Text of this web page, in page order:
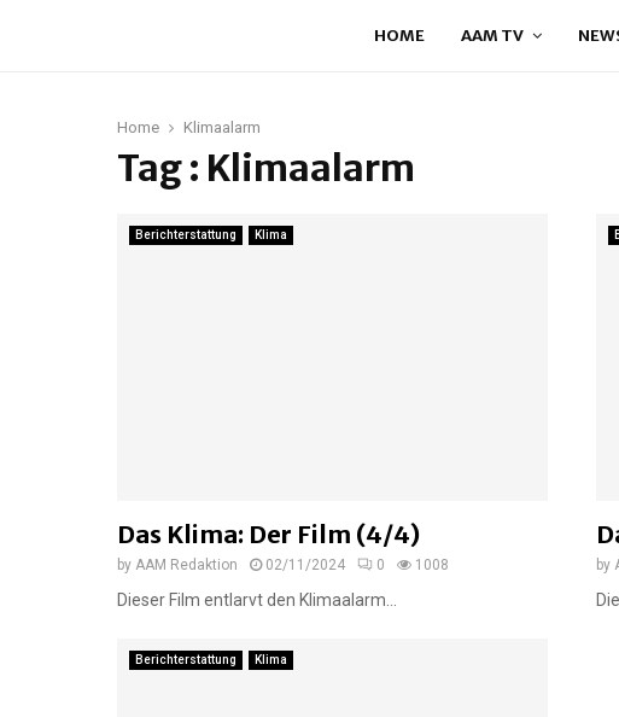
HOME AAM TV
Home Klimaalarm
Tag : Klimaalarm
Berichterstattung Klima
Das Klima: Der Film (4/4)
by AAM Redaktion 02/11/2024 0 1008
Dieser Film entlarvt den Klimaalarm...
by
Berichterstattung Klima